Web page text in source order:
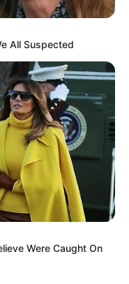
All Suspected
Were Caught On